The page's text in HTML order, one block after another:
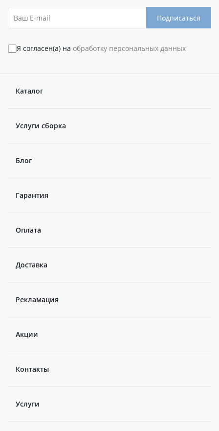
Подписаться
Я согласен(а) на обработку персональных данных
Каталог
Услуги сборка
Блог
Гарантия
Оплата
Доставка
Рекламация
Акции
Контакты
Услуги